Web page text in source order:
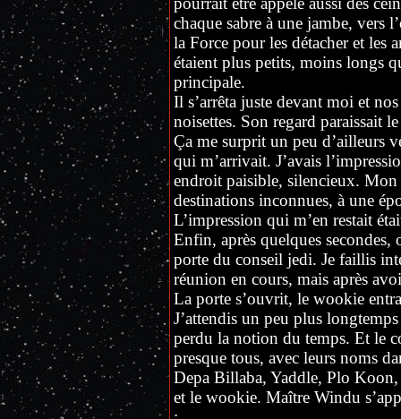
chaque sabre à une jambe, vers
la Force pour les détacher et les
étaient plus petits, moins longs
principale.
Il s’arrêta juste devant moi et
noisettes. Son regard paraissait
Ça me surprit un peu d’ailleurs
qui m’arrivait. J’avais
endroit paisible, silencieux.
destinations inconnues, à une
L’impression qui m’en restait
Enfin, après quelques secondes,
porte du conseil jedi. Je faillis
réunion en cours, mais après
La porte s’ouvrit, le wookie
J’attendis un peu plus
perdu la notion du temps. Et le
presque tous, avec leurs noms
Depa Billaba, Yaddle, Plo
et le wookie. Maître Windu